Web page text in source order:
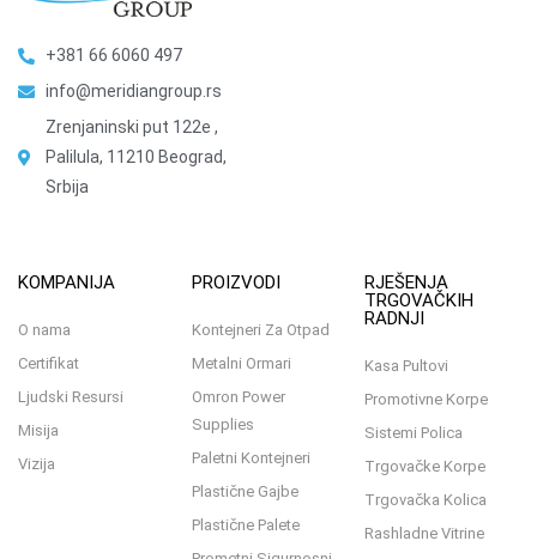
+381 66 6060 497
info@meridiangroup.rs
Zrenjaninski put 122e ,
Palilula, 11210 Beograd,
Srbija
KOMPANIJA
O nama
Certifikat
Ljudski Resursi
Misija
Vizija
PROIZVODI
Kontejneri Za Otpad
Metalni Ormari
Omron Power
Supplies
Paletni Kontejneri
Plastične Gajbe
Plastične Palete
RJEŠENJA
TRGOVAČKIH
RADNJI
Kasa Pultovi
Promotivne Korpe
Sistemi Polica
Trgovačke Korpe
Trgovačka Kolica
Rashladne Vitrine